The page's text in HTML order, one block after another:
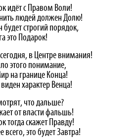
идёт с Правом Воли!
людей должен Долю!
будет строгий порядок,
это Подарок!
в Центре внимания!
этого понимание,
на границе Конца!
характер Венца!
что дальше?
от власти фальшь!
тогда скажет Правду!
всего, это будет Завтра!